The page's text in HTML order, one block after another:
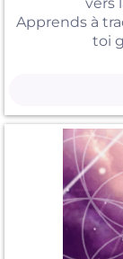
Apprends à
toi